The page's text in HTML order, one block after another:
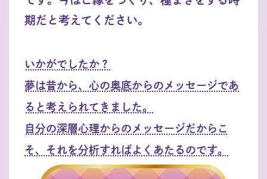
期だと考えてください。
いかがでしたか？
夢は昔から、心の奥底からのメッセージであ
ると考えられてきました。
自分の深層心理からのメッセージだからこ
そ、それを分析すればよくあたるのです。